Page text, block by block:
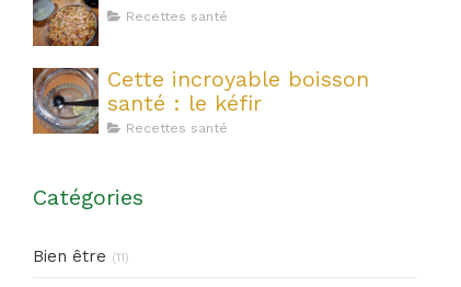
Recettes santé
Cette incroyable boisson
santé : le kéfir
Recettes santé
Catégories
Bien être (11)